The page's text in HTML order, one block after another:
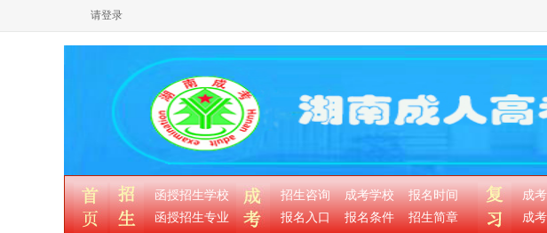
请登录
函授招生学校
函授招生专业
招生咨询 成考学校
报名时间
报名入口
报名条件 招生简章
成
成